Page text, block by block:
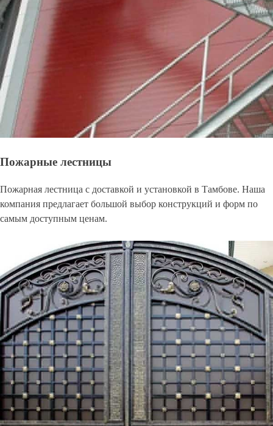
Пожарные лестницы
Пожарная лестница с доставкой и установкой в Тамбове. Наша
компания предлагает большой выбор конструкций и форм по
самым доступным ценам.